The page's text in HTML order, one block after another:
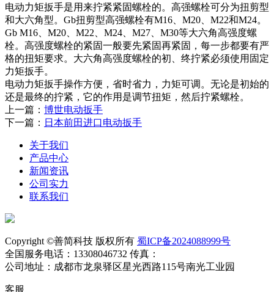
电动力矩扳手是用来拧紧紧固螺栓的。高强螺栓可分为扭剪型
和大六角型。Gb扭剪型高强螺栓有M16、M20、M22和M24。
Gb M16、M20、M22、M24、M27、M30等大六角高强度螺
栓。高强度螺栓的紧固一般要先紧固再紧固，每一步都要有严
格的扭矩要求。大六角高强度螺栓的初、终拧紧必须使用固定
力矩扳手。
电动力矩扳手操作方便，省时省力，力矩可调。无论是初始的
还是最终的拧紧，它的作用是调节扭矩，然后拧紧螺栓。
上一篇： 博世电动扳手
下一篇： 日本前田进口电动扳手
关于我们
产品中心
新闻资讯
公司实力
联系我们
Copyright ©善简科技 版权所有 蜀ICP备2024088999号
全国服务电话：13308046732 传真：
公司地址：成都市龙泉驿区星光西路115号南光工业园
客服